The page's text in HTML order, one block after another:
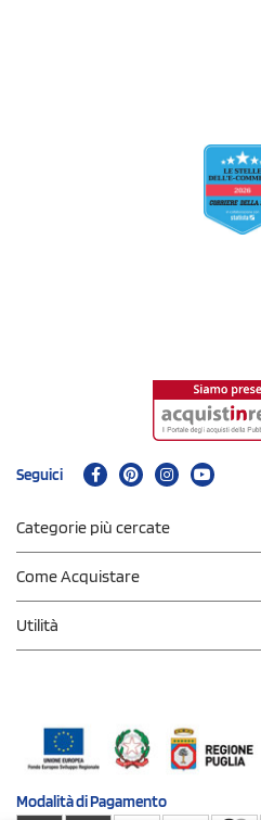
Seguici
Categorie più cercate
Come Acquistare
Utilità
Modalità diPagamento